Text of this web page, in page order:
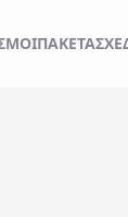
ΠΑΚΕΤΑ